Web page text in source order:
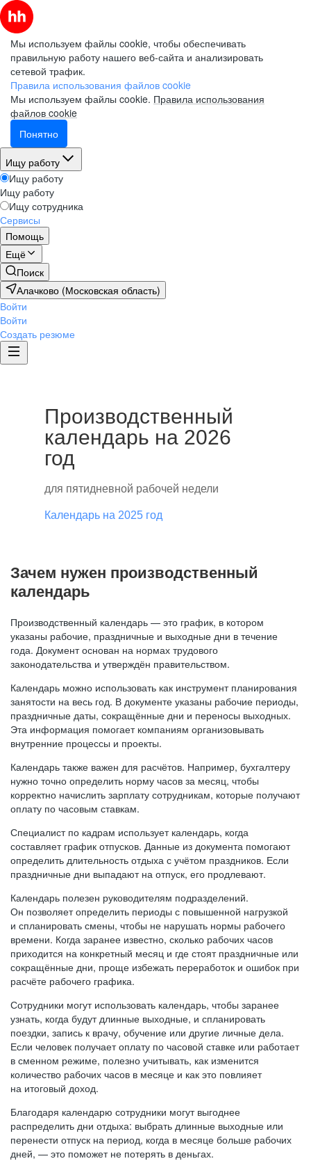
Мы используем файлы cookie, чтобы обеспечивать
правильную работу нашего веб-сайта и анализировать
сетевой трафик.
Правила использования файлов cookie
Мы используем файлы cookie. Правила использования
файлов cookie
Понятно
Ищу работу
Ищу работу
Ищу работу
Ищу сотрудника
Сервисы
Помощь
Ещё
Поиск
Алачково (Московская область)
Войти
Войти
Создать резюме
Производственный
календарь на 2026
год
для пятидневной рабочей недели
Календарь на 2025 год
Зачем нужен производственный
календарь
Производственный календарь — это график, в котором
указаны рабочие, праздничные и выходные дни в течение
года. Документ основан на нормах трудового
законодательства и утверждён правительством.
Календарь можно использовать как инструмент планирования
занятости на весь год. В документе указаны рабочие периоды,
праздничные даты, сокращённые дни и переносы выходных.
Эта информация помогает компаниям организовывать
внутренние процессы и проекты.
Календарь также важен для расчётов. Например, бухгалтеру
нужно точно определить норму часов за месяц, чтобы
корректно начислить зарплату сотрудникам, которые получают
оплату по часовым ставкам.
Специалист по кадрам использует календарь, когда
составляет график отпусков. Данные из документа помогают
определить длительность отдыха с учётом праздников. Если
праздничные дни выпадают на отпуск, его продлевают.
Календарь полезен руководителям подразделений.
Он позволяет определить периоды с повышенной нагрузкой
и спланировать смены, чтобы не нарушать нормы рабочего
времени. Когда заранее известно, сколько рабочих часов
приходится на конкретный месяц и где стоят праздничные или
сокращённые дни, проще избежать переработок и ошибок при
расчёте рабочего графика.
Сотрудники могут использовать календарь, чтобы заранее
узнать, когда будут длинные выходные, и спланировать
поездки, запись к врачу, обучение или другие личные дела.
Если человек получает оплату по часовой ставке или работает
в сменном режиме, полезно учитывать, как изменится
количество рабочих часов в месяце и как это повлияет
на итоговый доход.
Благодаря календарю сотрудники могут выгоднее
распределить дни отдыха: выбрать длинные выходные или
перенести отпуск на период, когда в месяце больше рабочих
дней, — это поможет не потерять в деньгах.